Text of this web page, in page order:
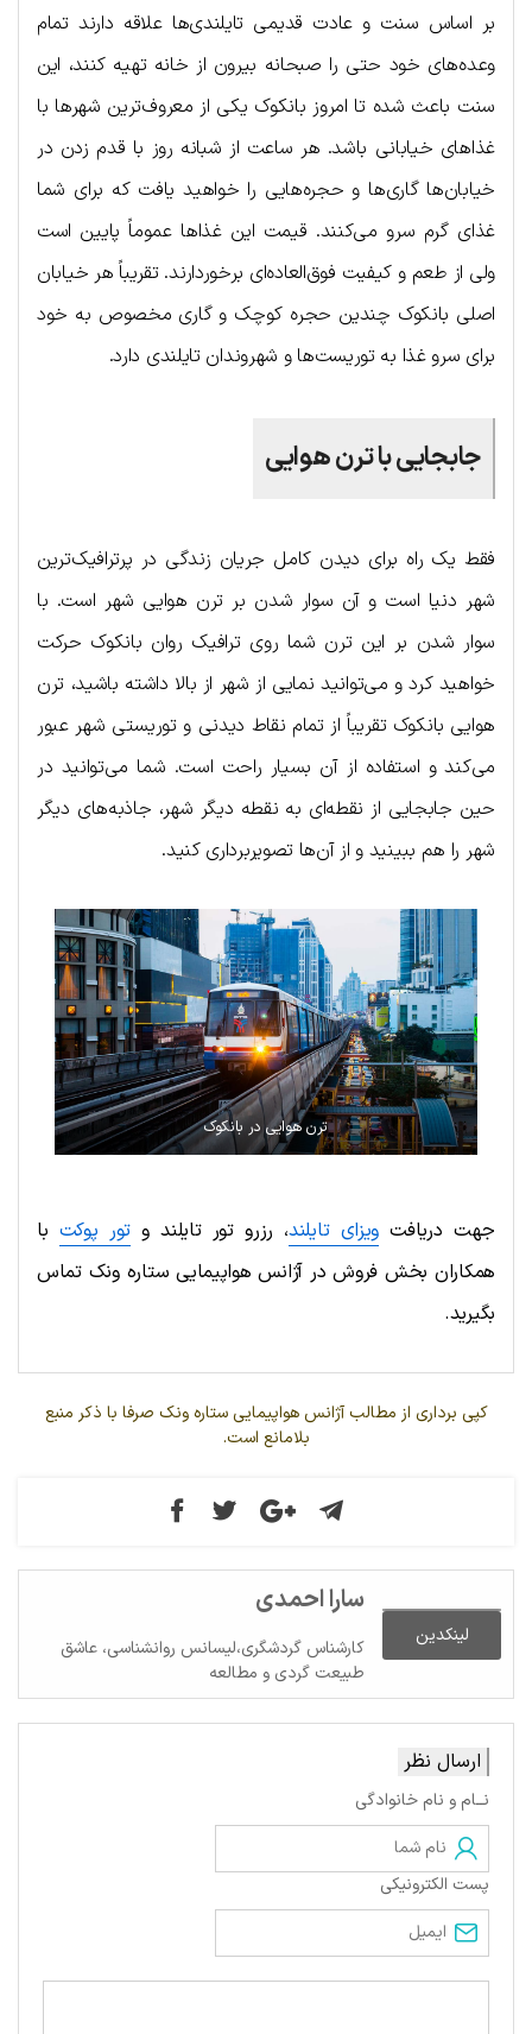
بر اساس سنت و عادت قدیمی تایلندی‌ها علاقه دارند تمام
وعده‌های خود حتی را صبحانه بیرون از خانه تهیه کنند، این
سنت باعث شده تا امروز بانکوک یکی از معروف‌ترین شهرها با
غذاهای خیابانی باشد. هر ساعت از شبانه روز با قدم زدن در
خیابان‌ها گاری‌ها و حجره‌هایی را خواهید یافت که برای شما
غذای گرم سرو می‌کنند. قیمت این غذاها عموماً پایین است
ولی از طعم و کیفیت فوق‌العاده‌ای برخوردارند. تقریباً هر خیابان
اصلی بانکوک چندین حجره کوچک و گاری مخصوص به خود
برای سرو غذا به توریست‌ها و شهروندان تایلندی دارد.
جابجایی با ترن هوایی
فقط یک راه برای دیدن کامل جریان زندگی در پرترافیک‌ترین
شهر دنیا است و آن سوار شدن بر ترن هوایی شهر است. با
سوار شدن بر این ترن شما روی ترافیک روان بانکوک حرکت
خواهید کرد و می‌توانید نمایی از شهر از بالا داشته باشید، ترن
هوایی بانکوک تقریباً از تمام نقاط دیدنی و توریستی شهر عبور
می‌کند و استفاده از آن بسیار راحت است. شما می‌توانید در
حین جابجایی از نقطه‌ای به نقطه دیگر شهر، جاذبه‌های دیگر
شهر را هم ببینید و از آن‌ها تصویربرداری کنید.
ترن هوایی در بانکوک
جهت دریافت ویزای تایلند، رزرو تور تایلند وتور پوکت با
همکاران بخش فروش در آژانس هواپیمایی ستاره ونک تماس
بگیرید.
کپی برداری از مطالب آژانس هواپیمایی ستاره ونک صرفا با ذکر منبع
بلامانع است.
لینکدین
سارا احمدی
کارشناس گردشگری،لیسانس روانشناسی، عاشق
طبیعت گردی و مطالعه
ارسال نظر
نــام و نام خانوادگی
پست الکترونیکی